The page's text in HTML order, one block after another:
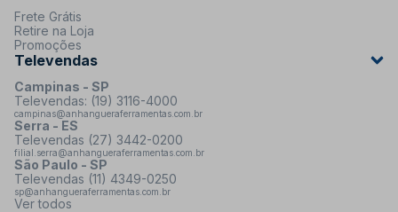
Frete Grátis
Retire na Loja
Promoções
Televendas
Campinas - SP
Televendas: (19) 3116-4000
campinas@anhangueraferramentas.com.br
Serra - ES
Televendas (27) 3442-0200
filial.serra@anhangueraferramentas.com.br
São Paulo - SP
Televendas (11) 4349-0250
sp@anhangueraferramentas.com.br
Ver todos